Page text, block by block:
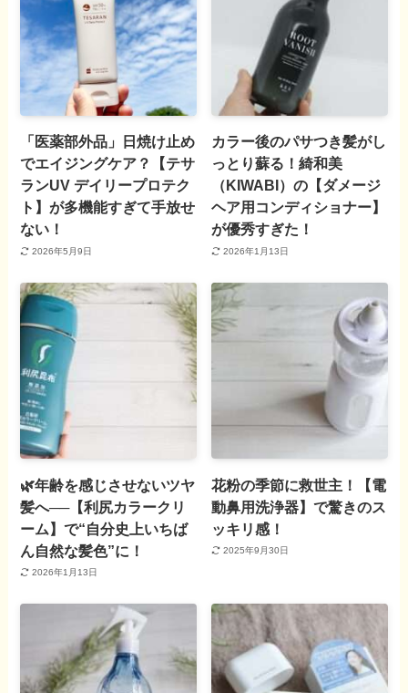
「医薬部外品」日焼け止め
でエイジングケア？【テサ
ランUV デイリープロテク
ト】が多機能すぎて手放せ
ない！
2026年5月9日
カラー後のパサつき髪がし
っとり蘇る！綺和美
（KIWABI）の【ダメージ
ヘア用コンディショナー】
が優秀すぎた！
2026年1月13日
🌿年齢を感じさせないツヤ
髪へ──【利尻カラークリ
ーム】で“自分史上いちば
ん自然な髪色”に！
2026年1月13日
花粉の季節に救世主！【電
動鼻用洗浄器】で驚きのス
ッキリ感！
2025年9月30日